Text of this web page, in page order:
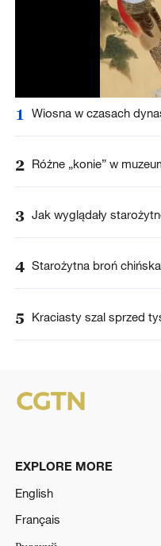
1 Wiosna w czasach
2 Różne „konie” w
3 Jak wyglądały
4 Starożytna broń chińska
5 Kraciasty szal sprzed
EXPLORE MORE
English
Français